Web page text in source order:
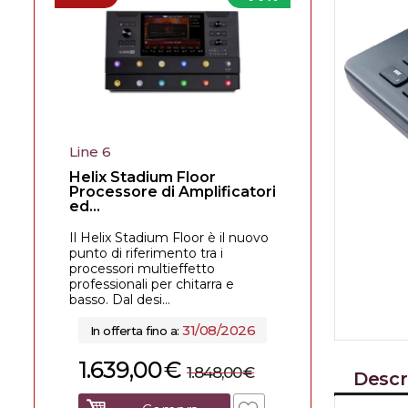
Line 6
Helix Stadium Floor
Processore di Amplificatori
ed...
Il Helix Stadium Floor è il nuovo
punto di riferimento tra i
processori multieffetto
professionali per chitarra e
basso. Dal desi...
In offerta fino a:31/08/2026
€
1.639,00 €
1.848,00